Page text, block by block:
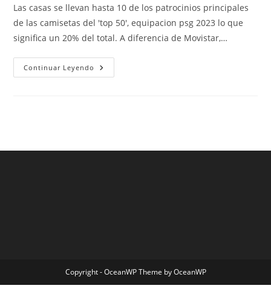
entrada:
entrada:
entrada:
Las casas se llevan hasta 10 de los patrocinios principales
de las camisetas del 'top 50', equipacion psg 2023 lo que
significa un 20% del total. A diferencia de Movistar,…
Continuar Leyendo Seleccion
Mexico
Copyright - OceanWP Theme by OceanWP